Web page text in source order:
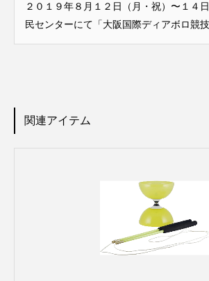
２０１９年８月１２日（月・祝）〜１４
民センターにて「大阪国際ディアボロ競技
関連アイテム